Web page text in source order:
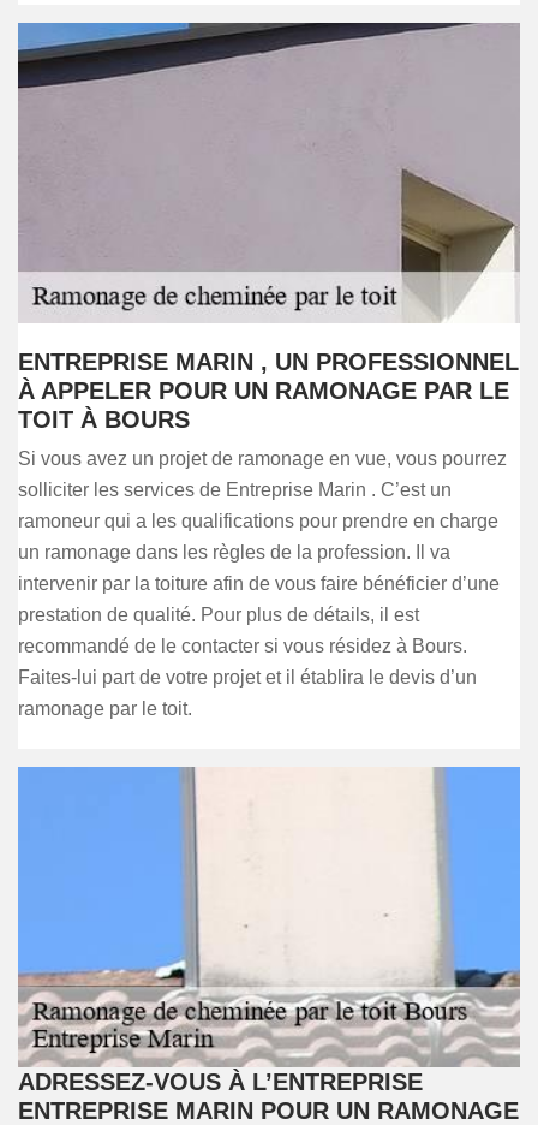
ENTREPRISE MARIN , UN PROFESSIONNEL
À APPELER POUR UN RAMONAGE PAR LE
TOIT À BOURS
Si vous avez un projet de ramonage en vue, vous pourrez
solliciter les services de Entreprise Marin . C’est un
ramoneur qui a les qualifications pour prendre en charge
un ramonage dans les règles de la profession. Il va
intervenir par la toiture afin de vous faire bénéficier d’une
prestation de qualité. Pour plus de détails, il est
recommandé de le contacter si vous résidez à Bours.
Faites-lui part de votre projet et il établira le devis d’un
ramonage par le toit.
ADRESSEZ-VOUS À L’ENTREPRISE
ENTREPRISE MARIN POUR UN RAMONAGE